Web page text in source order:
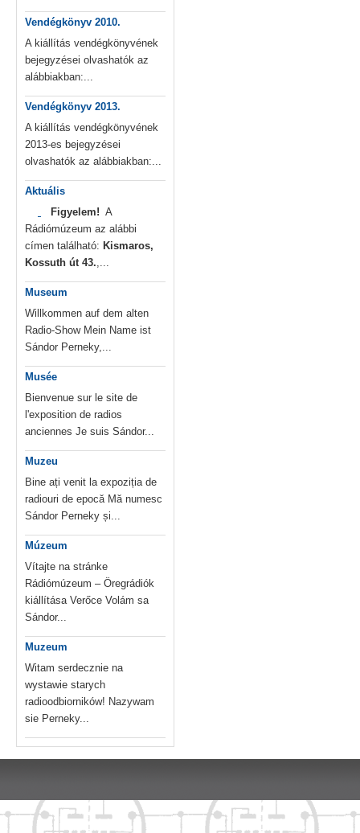
Vendégkönyv 2010.
A kiállítás vendégkönyvének
bejegyzései olvashatók az
alábbiakban:...
Vendégkönyv 2013.
A kiállítás vendégkönyvének
2013-es bejegyzései
olvashatók az alábbiakban:...
Aktuális
Figyelem! A
Rádiómúzeum az alábbi
címen található: Kismaros,
Kossuth út 43.,...
Museum
Willkommen auf dem alten
Radio-Show Mein Name ist
Sándor Perneky,...
Musée
Bienvenue sur le site de
l'exposition de radios
anciennes Je suis Sándor...
Muzeu
Bine ați venit la expoziția de
radiouri de epocă Mă numesc
Sándor Perneky și...
Múzeum
Vítajte na stránke
Rádiómúzeum – Öregrádiók
kiállítása Verőce Volám sa
Sándor...
Muzeum
Witam serdecznie na
wystawie starych
radioodbiorników! Nazywam
sie Perneky...